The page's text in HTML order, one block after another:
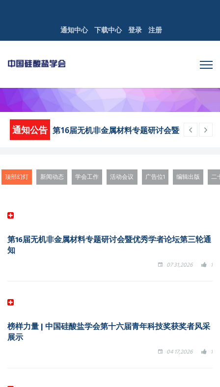
通知中心 下载中心 登录 注册
通知公告 第16届无机非金属材料专题研讨会暨
的公示
关于中国硅酸盐学会2025年度部门决
顶部幻灯 新闻动态 学会工作 活动会议 广告位1 编辑出版 二
第16届无机非金属材料专题研讨会暨优秀学者论坛第三轮通
知
07 31,2026 1
榜样力量 | 中国硅酸盐学会第十六届青年科技奖获奖者风采
展示
04 17,2026 1